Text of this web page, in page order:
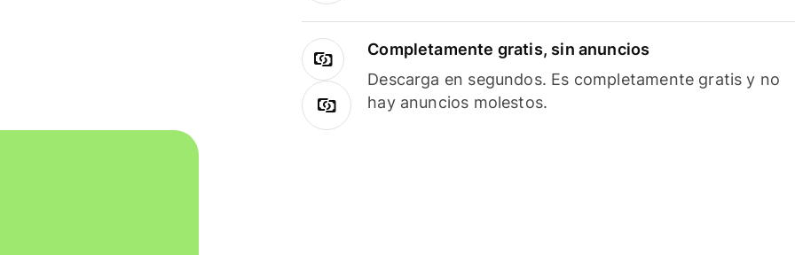
Completamente gratis, sin anuncios
Descarga en segundos. Es completamente gratis y no
hay anuncios molestos.